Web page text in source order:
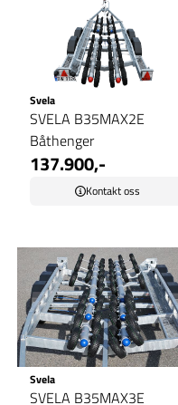
Svela
SVELA B35MAX2E
Båthenger
137.900,-
Kontakt oss
Svela
SVELA B35MAX3E